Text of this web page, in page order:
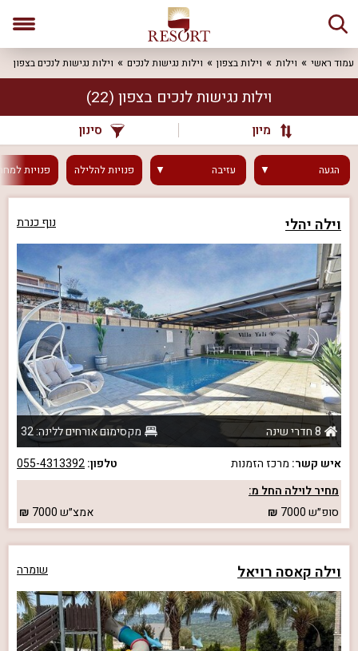
עמוד ראשי וילות וילות בצפון וילות נגישות לנכים וילות נגישות לנכים בצפון
וילות נגישות לנכים בצפון (22)
מיון סינון
הגעה עזיבה פנויותלהלילה פנויות
וילה יהלי נוף כנרת
8 חדרי שינה
מקסימום אורחים ללינה: 32
איש קשר: מרכז הזמנות טלפון:055-4313392
מחיר לוילה החל מ:
סופ״ש7000 אמצ״ש7000
וילה קאסה רויאל שומרה